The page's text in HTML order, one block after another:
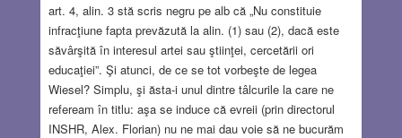
art. 4, alin. 3 stă scris negru pe alb că „Nu constituie
infracţiune fapta prevăzută la alin. (1) sau (2), dacă este
săvârşită în interesul artei sau ştiinţei, cercetării ori
educaţiei”. Şi atunci, de ce se tot vorbeşte de legea
Wiesel? Simplu, şi ăsta-i unul dintre tâlcurile la care ne
refeream în titlu: aşa se induce că evreii (prin directorul
INSHR, Alex. Florian) nu ne mai dau voie să ne bucurăm